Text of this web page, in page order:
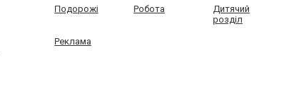
Подорожі Робота
Дитячий
розділ
Реклама